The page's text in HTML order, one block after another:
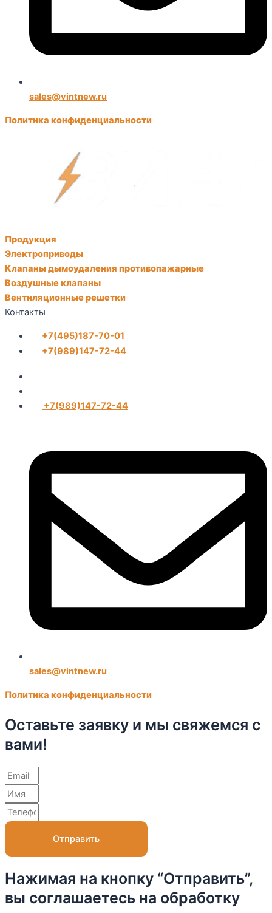
sales@vintnew.ru
Политика конфиденциальности
Продукция
Электроприводы
Клапаны дымоудаления противопажарные
Воздушные клапаны
Вентиляционные решетки
Контакты
+7(495)187-70-01
+7(989)147-72-44
+7(989)147-72-44
sales@vintnew.ru
Политика конфиденциальности
Оставьте заявку и мы свяжемся с
вами!
Отправить
Нажимая на кнопку “Отправить”,
вы соглашаетесь на обработку